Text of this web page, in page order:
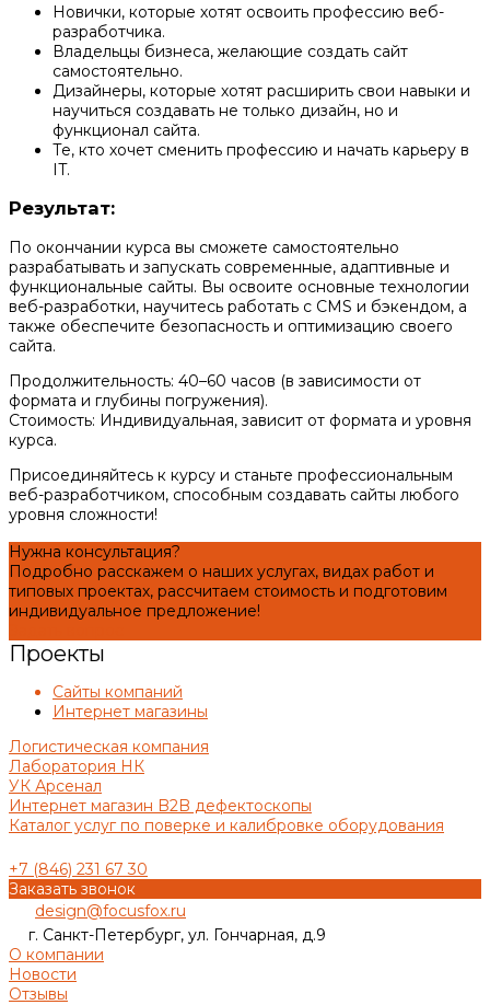
Новички, которые хотят освоить профессию веб-
разработчика.
Владельцы бизнеса, желающие создать сайт
самостоятельно.
Дизайнеры, которые хотят расширить свои навыки и
научиться создавать не только дизайн, но и
функционал сайта.
Те, кто хочет сменить профессию и начать карьеру в
IT.
Результат:
По окончании курса вы сможете самостоятельно
разрабатывать и запускать современные, адаптивные и
функциональные сайты. Вы освоите основные технологии
веб-разработки, научитесь работать с CMS и бэкендом, а
также обеспечите безопасность и оптимизацию своего
сайта.
Продолжительность: 40–60 часов (в зависимости от
формата и глубины погружения).
Стоимость: Индивидуальная, зависит от формата и уровня
курса.
Присоединяйтесь к курсу и станьте профессиональным
веб-разработчиком, способным создавать сайты любого
уровня сложности!
Нужна консультация?
Подробно расскажем о наших услугах, видах работ и
типовых проектах, рассчитаем стоимость и подготовим
индивидуальное предложение!
Проекты
Сайты компаний
Интернет магазины
Логистическая компания
Лаборатория НК
УК Арсенал
Интернет магазин B2B дефектоскопы
Каталог услуг по поверке и калибровке оборудования
+7 (846) 231 67 30
Заказать звонок
design@focusfox.ru
г. Санкт-Петербург, ул. Гончарная, д.9
О компании
Новости
Отзывы